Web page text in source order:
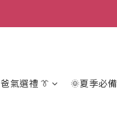
爸氣選禮 👔 🌞夏季必備